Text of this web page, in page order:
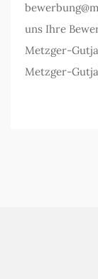
uns Ihre
Metzger-
Metzger-